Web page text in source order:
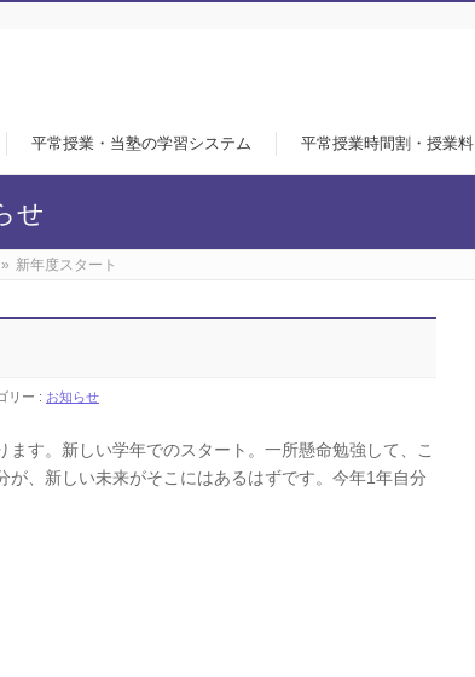
平常授業・当塾の学習システム 平常授業時間割・授業料
せ
» 新年度スタート
リー : お知らせ
す。新しい学年でのスタート。一所懸命勉強して、こ
、新しい未来がそこにはあるはずです。今年1年自分